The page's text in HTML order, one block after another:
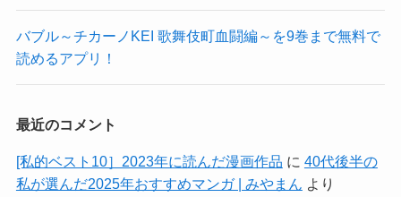
バブル～チカーノKEI 歌舞伎町血闘編～を9巻まで無料で
読めるアプリ！
最近のコメント
[私的ベスト10］2023年に読んだ漫画作品 に 40代後半の
私が選んだ2025年おすすめマンガ | みやまん より